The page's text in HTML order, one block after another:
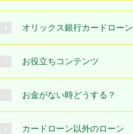
オリックス銀行カードローン
お役立ちコンテンツ
お金がない時どうする？
カードローン以外のローン